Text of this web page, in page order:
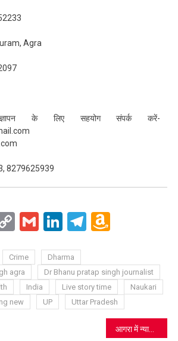
Agra
के लिए सहयोग संपर्क करें-
8279625939
CopyGmailLinkedIn
Telegram
Amazon
List
Crime
Dharma
agra
Dr Bhanu pratap singh journalist
India Live story time
Naukari
new UP Uttar Pradesh
आगरा में न्याय के लिए दर-दर भटकी पीड़िता: शाहगंज के प्लॉट विवाद में पूर्व प्रधान सहित 7 के खिलाफ गंभीर धाराओं में FIR